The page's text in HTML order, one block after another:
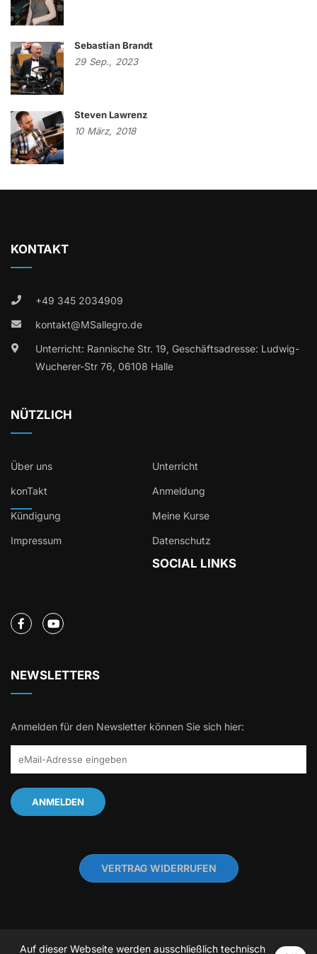
Sebastian Brandt
29 Sep., 2023
Steven Lawrenz
10 März, 2018
KONTAKT
+49 345 2034909
kontakt@MSallegro.de
Unterricht: Rannische Str. 19, Geschäftsadresse: Ludwig-
Wucherer-Str 76, 06108 Halle
NÜTZLICH
Über uns Unterricht
konTakt Anmeldung
Kündigung Meine Kurse
Impressum Datenschutz
SOCIAL LINKS
NEWSLETTERS
Anmelden für den Newsletter können Sie sich hier:
VERTRAG WIDERRUFEN
Auf dieser Webseite werden ausschließlich technisch